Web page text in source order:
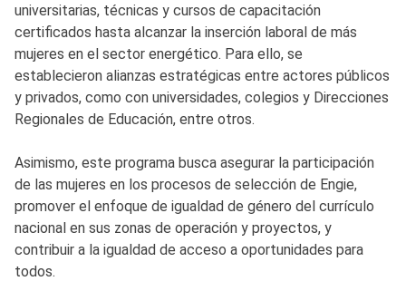
universitarias, técnicas y cursos de capacitación
certificados hasta alcanzar la inserción laboral de más
mujeres en el sector energético. Para ello, se
establecieron alianzas estratégicas entre actores públicos
y privados, como con universidades, colegios y Direcciones
Regionales de Educación, entre otros.
Asimismo, este programa busca asegurar la participación
de las mujeres en los procesos de selección de Engie,
promover el enfoque de igualdad de género del currículo
nacional en sus zonas de operación y proyectos, y
contribuir a la igualdad de acceso a oportunidades para
todos.